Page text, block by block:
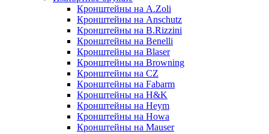
Кронштейны на A.Zoli
Кронштейны на Anschutz
Кронштейны на B.Rizzini
Кронштейны на Benelli
Кронштейны на Blaser
Кронштейны на Browning
Кронштейны на CZ
Кронштейны на Fabarm
Кронштейны на H&K
Кронштейны на Heym
Кронштейны на Howa
Кронштейны на Mauser